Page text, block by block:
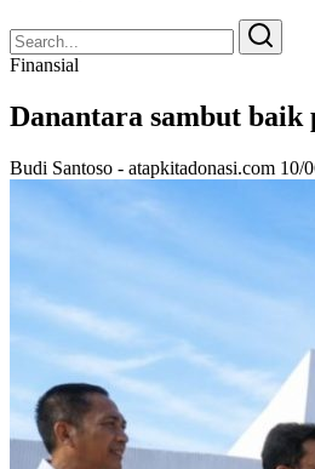
Search
for:
Search
Finansial
Danantara sambut baik
Budi Santoso - atapkitadonasi.com 10/